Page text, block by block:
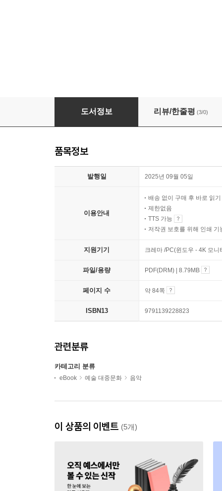
린키타 All-in-One 속성 보컬 트레이닝
도서정보 리뷰/한줄평 (3/0)
품목정보
발행일 2025년 09월 05일
이용안내
배송 없이 구매 후 바로 읽기
제한없음
TTS 가능
저작권 보호를 위해 인쇄 기
지원기기 크레마 /PC(윈도우 - 4K 모
파일/용량 PDF(DRM) | 8.79MB
페이지 수 약 84쪽
ISBN13 9791139228823
관련분류
카테고리 분류
eBook 예술 대중문화 음악
이 상품의 이벤트 (5개)